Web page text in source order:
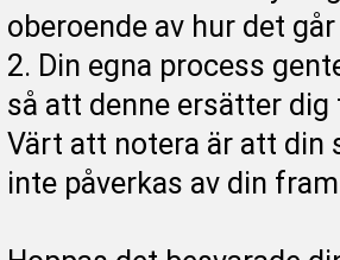
oberoende av hur det
2. Din egna process
så att denne ersätter
Värt att notera är att din
inte påverkas av din